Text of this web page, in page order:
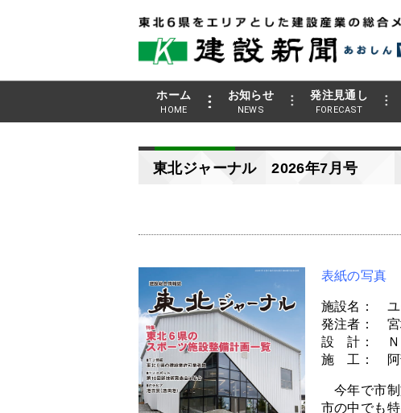
ホーム
HOME
お知らせ
NEWS
発注見通し
FORECAST
東北ジャーナル 2026年7月号
表紙の写真
施設名： ユ
発注者： 宮
設 計： Ｎ
施 工： 阿
今年で市制
市の中でも